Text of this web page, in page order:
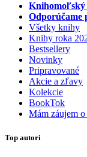
Knihomoľský
Odporúčame
Všetky knihy
Knihy roka
Bestsellery
Novinky
Pripravované
Akcie a zľavy
Kolekcie
BookTok
Mám záujem
Top autori